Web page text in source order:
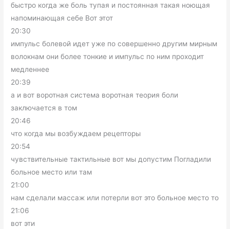
быстро когда же боль тупая и постоянная такая ноющая
напоминающая себе Вот этот
20:30
импульс болевой идет уже по совершенно другим мирным
волокнам они более тонкие и импульс по ним проходит
медленнее
20:39
а и вот воротная система воротная теория боли
заключается в том
20:46
что когда мы возбуждаем рецепторы
20:54
чувствительные тактильные вот мы допустим Погладили
больное место или там
21:00
нам сделали массаж или потерли вот это больное место то
21:06
вот эти